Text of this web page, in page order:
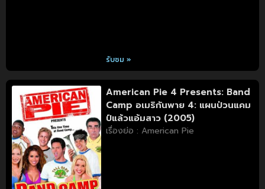
รับชม »
American Pie 4 Presents: Band
Camp อเมริกันพาย 4: แผนป่วนแคม
ป์แล้วแอ้มสาว (2005)
เรื่องย่อ : American Pie